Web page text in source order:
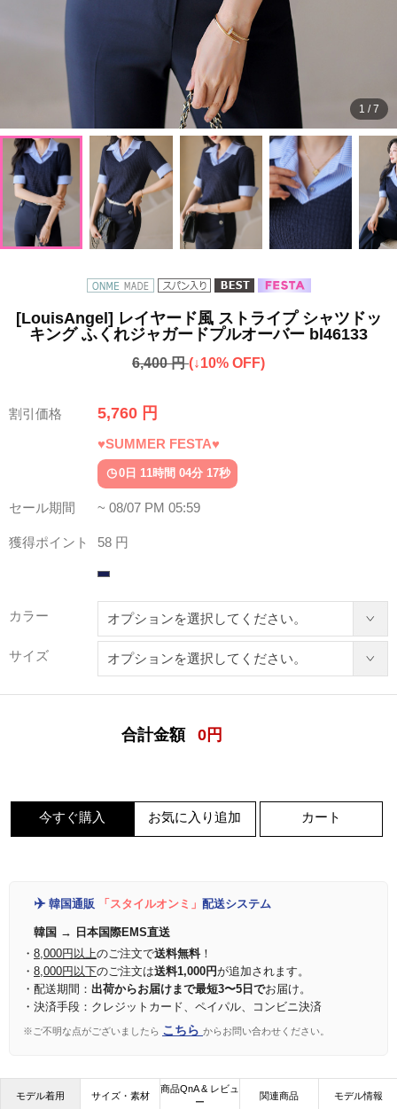
1 /7
[LouisAngel] レイヤード風 ストライプ シャツドッ
キング ふくれジャガードプルオーバー bl46133
6,400 円(↓10% OFF)
割引価格 5,760 円
♥SUMMER FESTA♥
0日 11時間 04分 13秒
セール期間 ~ 08/07 PM 05:59
獲得ポイント 58 円
カラー
サイズ
合計金額 0 円
今すぐ購入 お気に入り追加 カート
✈️ 韓国通販 「スタイルオンミ」 配送システム
韓国 → 日本国際EMS直送
・ 8,000円以上のご注文で送料無料！
・ 8,000円以下のご注文は送料1,000円が追加されます。
・配送期間： 出荷からお届けまで最短3〜5日でお届け。
・決済手段：クレジットカード、ペイパル、コンビニ決済
※ご不明な点がございましたら こちら からお問い合わせください。
モデル着用 サイズ・素材
商品QnA & レビュ
ー
関連商品 モデル情報